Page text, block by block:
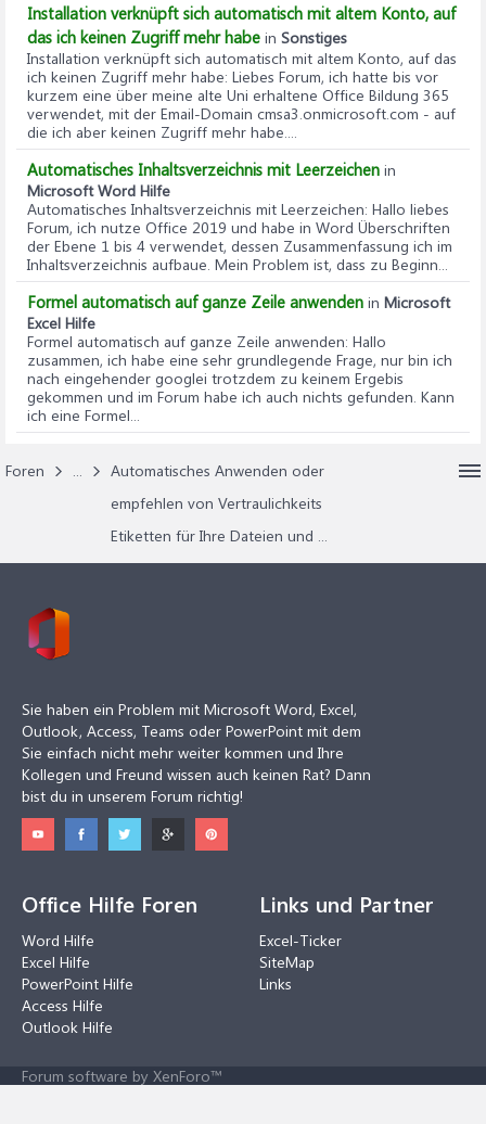
Installation verknüpft sich automatisch mit altem Konto, auf
das ich keinen Zugriff mehr habe in Sonstiges
Installation verknüpft sich automatisch mit altem Konto, auf das
ich keinen Zugriff mehr habe: Liebes Forum, ich hatte bis vor
kurzem eine über meine alte Uni erhaltene Office Bildung 365
verwendet, mit der Email-Domain cmsa3.onmicrosoft.com - auf
die ich aber keinen Zugriff mehr habe....
Automatisches Inhaltsverzeichnis mit Leerzeichen in
Microsoft Word Hilfe
Automatisches Inhaltsverzeichnis mit Leerzeichen: Hallo liebes
Forum, ich nutze Office 2019 und habe in Word Überschriften
der Ebene 1 bis 4 verwendet, dessen Zusammenfassung ich im
Inhaltsverzeichnis aufbaue. Mein Problem ist, dass zu Beginn...
Formel automatisch auf ganze Zeile anwenden in Microsoft
Excel Hilfe
Formel automatisch auf ganze Zeile anwenden: Hallo
zusammen, ich habe eine sehr grundlegende Frage, nur bin ich
nach eingehender googlei trotzdem zu keinem Ergebis
gekommen und im Forum habe ich auch nichts gefunden. Kann
ich eine Formel...
Foren ...
Automatisches Anwenden oder
empfehlen von Vertraulichkeits
Etiketten für Ihre Dateien und ...
Sie haben ein Problem mit Microsoft Word, Excel,
Outlook, Access, Teams oder PowerPoint mit dem
Sie einfach nicht mehr weiter kommen und Ihre
Kollegen und Freund wissen auch keinen Rat? Dann
bist du in unserem Forum richtig!
Office Hilfe Foren
Word Hilfe
Excel Hilfe
PowerPoint Hilfe
Access Hilfe
Outlook Hilfe
Links und Partner
Excel-Ticker
SiteMap
Links
Forum software by XenForo™